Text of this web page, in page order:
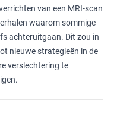
van een MRI-scan
waarom sommige
achteruitgaan. Dit zou in
nieuwe strategieën in de
verslechtering te